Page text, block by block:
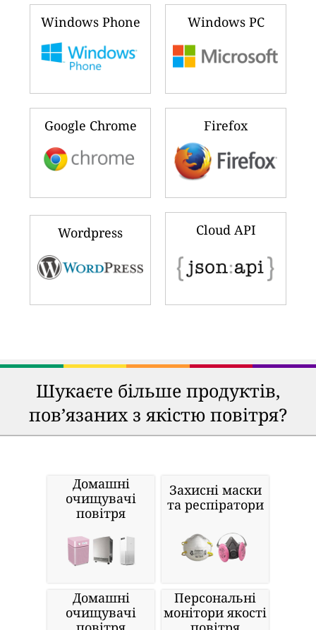
Windows Phone Windows PC
Google Chrome Firefox
Wordpress Cloud API
Шукаєте більше продуктів,
пов’язаних з якістю повітря?
Домашні
очищувачі
повітря
Захисні маски
та респіратори
Домашні
очищувачі
Персональні
монітори якості